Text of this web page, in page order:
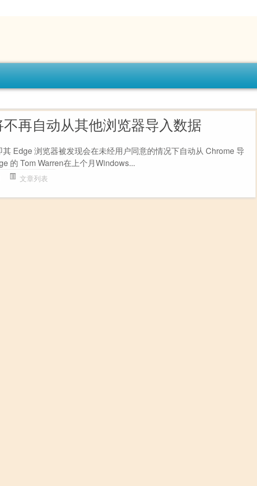
再自动从其他浏览器导入数据
Edge 浏览器被发现会在未经用户同意的情况下自动从 Chrome 导
的 Tom Warren在上个月Windows...
文章列表